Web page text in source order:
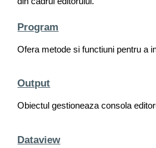
Program
Ofera metode si functiuni pentru a
Output
Obiectul gestioneaza consola
Dataview